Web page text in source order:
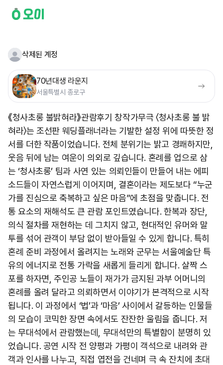
삭제된 계정
70년대생 라운지
서울특별시 종로구
《청사초롱 불밝혀라》관람후기 창작가무극 〈청사초롱 불 밝
혀라〉는 조선판 웨딩플래너라는 기발한 설정 위에 따뜻한 정
서를 더한 작품이었습니다. 전체 분위기는 밝고 경쾌하지만,
웃음 뒤에 남는 여운이 의외로 깊습니다. 혼례를 업으로 삼
는 ‘청사초롱’ 팀과 사연 있는 의뢰인들이 만들어 내는 에피
소드들이 자연스럽게 이어지며, 결혼이라는 제도보다 “누군
가를 진심으로 축복하고 싶은 마음”에 초점을 맞춥니다. 전
통 요소의 재해석도 큰 관람 포인트였습니다. 한복과 장단,
의식 절차를 재현하는 데 그치지 않고, 현대적인 유머와 말
투를 섞어 관객이 부담 없이 받아들일 수 있게 합니다. 특히
혼례 준비 과정에서 올려지는 노래와 군무는 서울예술단 특
유의 에너지로 전통 가락을 새롭게 들리게 합니다. 살짝 스
포를 하자면, 주인공 노들이 재가가 금지된 과부 어머니의
혼례를 올려 달라고 의뢰하면서 이야기가 본격적으로 시작
됩니다. 이 과정에서 ‘법’과 ‘마음’ 사이에서 갈등하는 인물들
의 모습이 코믹한 장면 속에서도 잔잔한 울림을 줍니다. 저
는 무대석에서 관람했는데, 무대석만의 특별함이 분명히 있
었습니다. 공연 시작 전 양평과 가평이 객석으로 내려와 관
객과 인사를 나누고, 직접 엽전을 건네며 극 속 잔치에 초대